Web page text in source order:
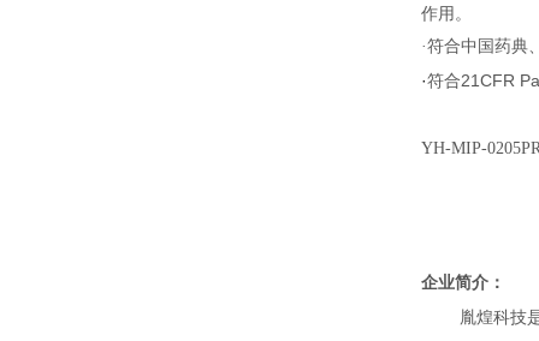
作用。
·符合中国药典
·符合21CFR
YH-MIP-
企业简介：
胤煌科技